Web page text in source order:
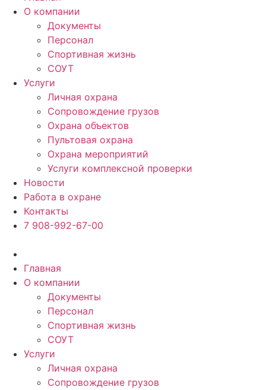
О компании
Документы
Персонал
Спортивная жизнь
СОУТ
Услуги
Личная охрана
Сопровождение грузов
Охрана объектов
Пультовая охрана
Охрана мероприятий
Услуги комплексной проверки
Новости
Работа в охране
Контакты
7 908-992-67-00
Главная
О компании
Документы
Персонал
Спортивная жизнь
СОУТ
Услуги
Личная охрана
Сопровождение грузов